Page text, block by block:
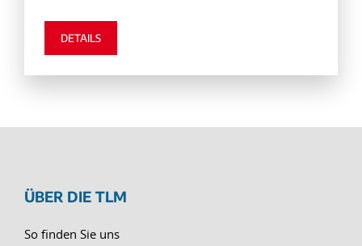
DETAILS
ÜBER DIE TLM
So finden Sie uns